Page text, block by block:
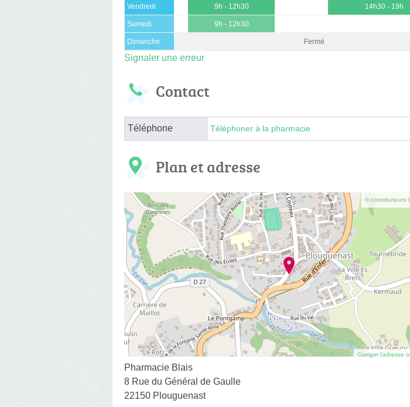
Vendredi 9h - 12h30 14h30 - 19h
Samedi 9h - 12h30
Dimanche Fermé
Signaler une erreur
Contact
Téléphone Téléphoner à la pharmacie
Plan et adresse
© contributeurs
Corriger l’adresse
Pharmacie Blais
8 Rue du Général de Gaulle
22150 Plouguenast